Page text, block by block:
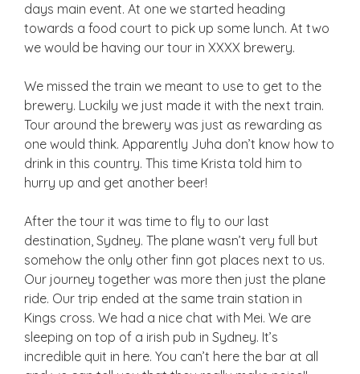
days main event. At one we started heading
towards a food court to pick up some lunch. At two
we would be having our tour in XXXX brewery.
We missed the train we meant to use to get to the
brewery. Luckily we just made it with the next train.
Tour around the brewery was just as rewarding as
one would think. Apparently Juha don’t know how to
drink in this country. This time Krista told him to
hurry up and get another beer!
After the tour it was time to fly to our last
destination, Sydney. The plane wasn’t very full but
somehow the only other finn got places next to us.
Our journey together was more then just the plane
ride. Our trip ended at the same train station in
Kings cross. We had a nice chat with Mei. We are
sleeping on top of a irish pub in Sydney. It’s
incredible quit in here. You can’t here the bar at all